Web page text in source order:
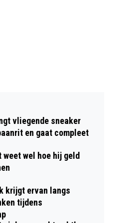
vliegende sneaker
en gaat compleet
weet wel hoe hij geld
krijgt ervan langs
tijdens